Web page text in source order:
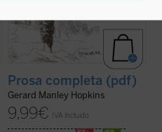
Prosa completa (pdf)
Gerard Manley Hopkins
9,99€ IVA incluido